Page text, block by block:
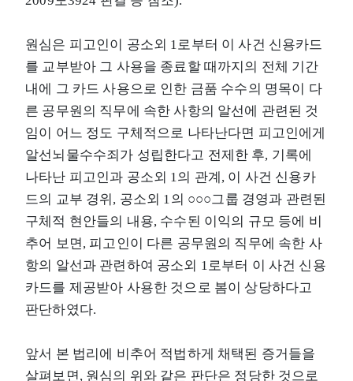
원심은 피고인이 공소외 1로부터 이 사건 신용카드
를 교부받아 그 사용을 종료할 때까지의 전체 기간
내에 그 카드 사용으로 인한 금품 수수의 명목이 다
른 공무원의 직무에 속한 사항의 알선에 관련된 것
임이 어느 정도 구체적으로 나타난다면 피고인에게
알선뇌물수수죄가 성립한다고 전제한 후, 기록에
나타난 피고인과 공소외 1의 관계, 이 사건 신용카
드의 교부 경위, 공소외 1의 ○○○그룹 경영과 관련된
구체적 현안들의 내용, 수수된 이익의 규모 등에 비
추어 보면, 피고인이 다른 공무원의 직무에 속한 사
항의 알선과 관련하여 공소외 1로부터 이 사건 신용
카드를 제공받아 사용한 것으로 봄이 상당하다고
판단하였다.
앞서 본 법리에 비추어 적법하게 채택된 증거들을
살펴보면, 원심의 위와 같은 판단은 정당한 것으로